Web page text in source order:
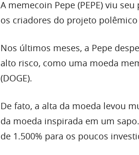
A memecoin Pepe (PEPE) viu
os criadores do projeto
Nos últimos meses, a Pepe
alto risco, como uma moeda
(DOGE).
De fato, a alta da moeda levou
da moeda inspirada em um
de 1.500% para os poucos